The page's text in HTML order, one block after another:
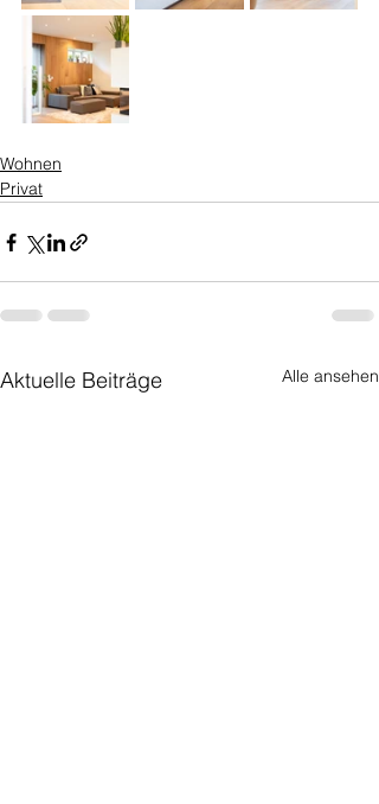
Wohnen
Privat
Aktuelle Beiträge Alle ansehen